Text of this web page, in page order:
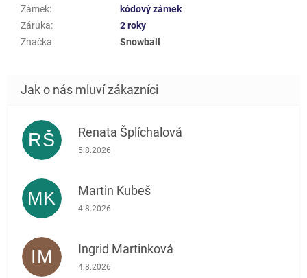
Zámek:
kódový zámek
Záruka:
2 roky
Značka: Snowball
RŠ Renata Šplíchalová
Hodnocení obchodu je 5 z 5 hvězdiček.
5.8.2026
MK Martin Kubeš
Hodnocení obchodu je 5 z 5 hvězdiček.
4.8.2026
IM Ingrid Martinková
Hodnocení obchodu je 5 z 5 hvězdiček.
4.8.2026